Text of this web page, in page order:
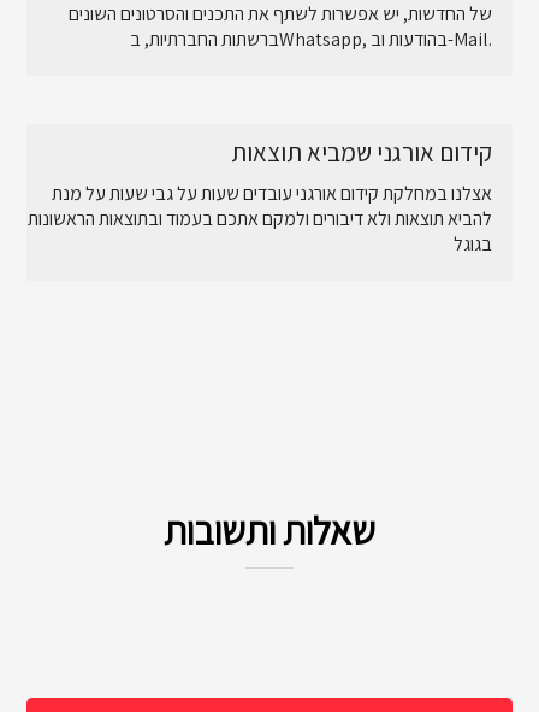
של החדשות, יש אפשרות לשתף את התכנים והסרטונים השונים
ברשתות החברתיות, בWhatsapp, בהודעות וב-Mail.
קידום אורגני שמביא תוצאות
אצלנו במחלקת קידום אורגני עובדים שעות על גבי שעות על מנת
להביא תוצאות ולא דיבורים ולמקם אתכם בעמוד ובתוצאות הראשונות
בגוגל
שאלות ותשובות